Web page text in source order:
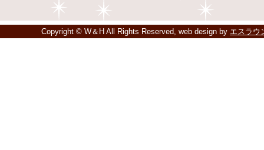
Copyright © W＆H All Rights Reserved, web design by エスラウ